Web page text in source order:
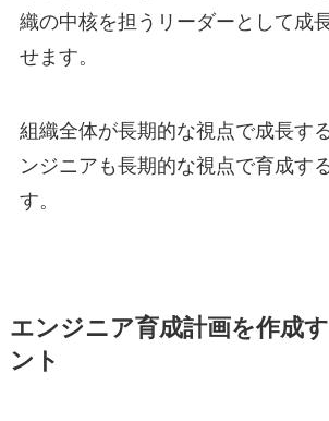
織の中核を担うリーダーとして成
せます。
組織全体が長期的な視点で成長す
ンジニアも長期的な視点で育成す
す。
エンジニア育成計画を作成
ント